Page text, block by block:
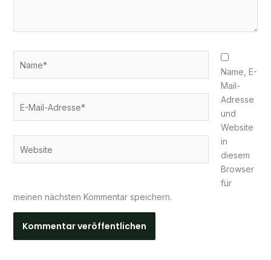
Mail-
Name, E-
Mail-
Adresse
und
Website
in
diesem
Browser
für
meinen nächsten Kommentar speichern.